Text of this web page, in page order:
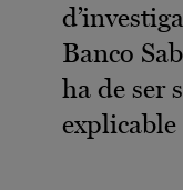
Banco
ha de ser
explicable